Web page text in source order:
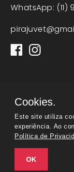
WhatsApp: (11)
© Todos os
Cookies.
Este site utiliza
experiência. Ao
Política de
OK